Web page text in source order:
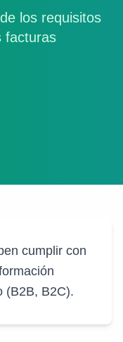
los requisitos
facturas
cumplir con
(B2B, B2C).